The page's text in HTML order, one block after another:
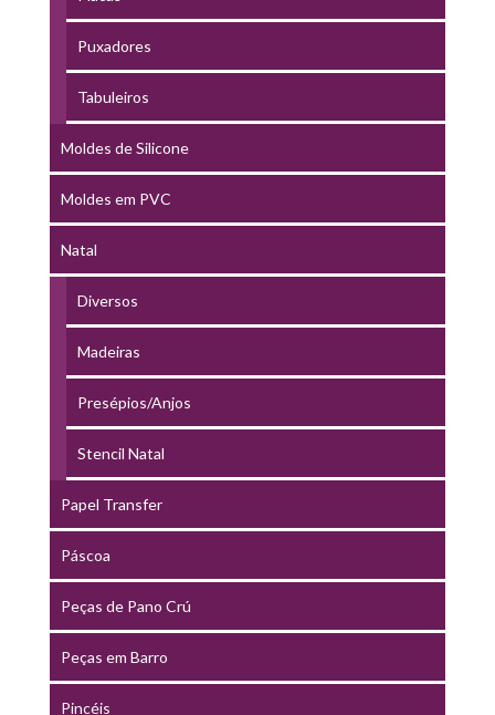
Puxadores
Tabuleiros
Moldes de Silicone
Moldes em PVC
Natal
Diversos
Madeiras
Presépios/Anjos
Stencil Natal
Papel Transfer
Páscoa
Peças de Pano Crú
Peças em Barro
Pincéis